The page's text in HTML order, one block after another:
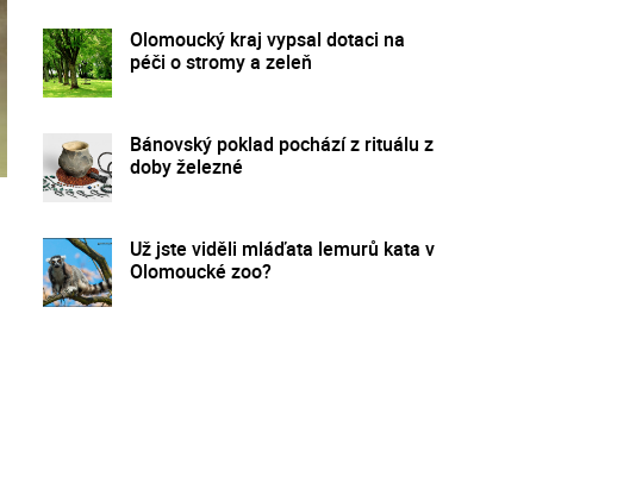
Olomoucký kraj vypsal dotaci na
péči o stromy a zeleň
Bánovský poklad pochází z rituálu z
doby železné
Už jste viděli mláďata lemurů kata v
Olomoucké zoo?